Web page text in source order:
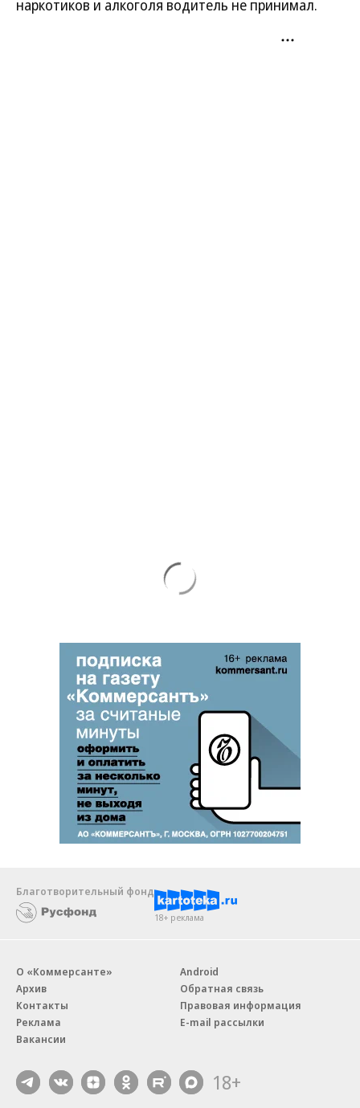
наркотиков и алкоголя водитель не принимал.
Благотворительный фонд
18+ реклама
О «Коммерсанте»
Архив
Контакты
Реклама
Вакансии
Android
Обратная связь
Правовая информация
E-mail рассылки
18+